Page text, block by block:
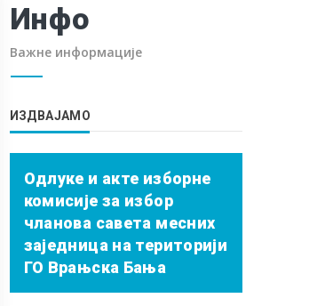
Инфо
Важне информације
ИЗДВАЈАМО
Одлуке и акте изборне
комисије за избор
чланова савета месних
заједница на територији
ГО Врањска Бања